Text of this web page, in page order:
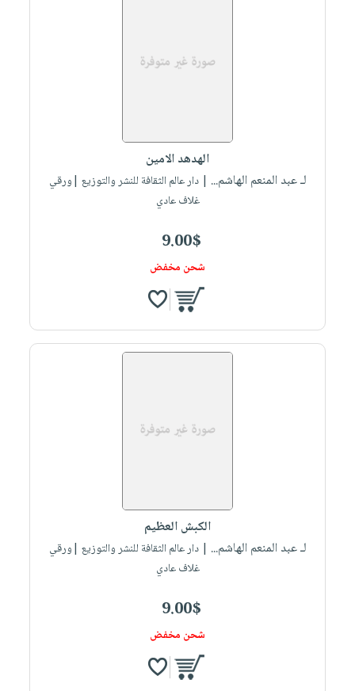
الهدهد الامين
لـ عبد المنعم الهاشم... | دار عالم الثقافة للنشر والتوزيع |ورقي
غلاف عادي
9.00$
شحن مخفض
الكبش العظيم
لـ عبد المنعم الهاشم... | دار عالم الثقافة للنشر والتوزيع |ورقي
غلاف عادي
9.00$
شحن مخفض